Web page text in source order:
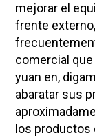
mejorar el
frente
comercial que
yuan en,
abaratar sus
los